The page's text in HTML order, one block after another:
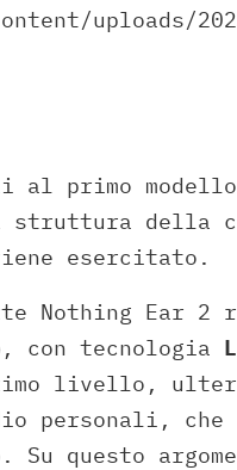
uploads/
al primo
struttura della
esercitato.
Nothing Ear 2
, con tecnologia
livello,
che
questo